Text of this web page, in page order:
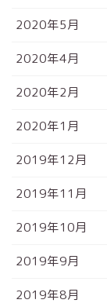
2020年5月
2020年4月
2020年2月
2020年1月
2019年12月
2019年11月
2019年10月
2019年9月
2019年8月